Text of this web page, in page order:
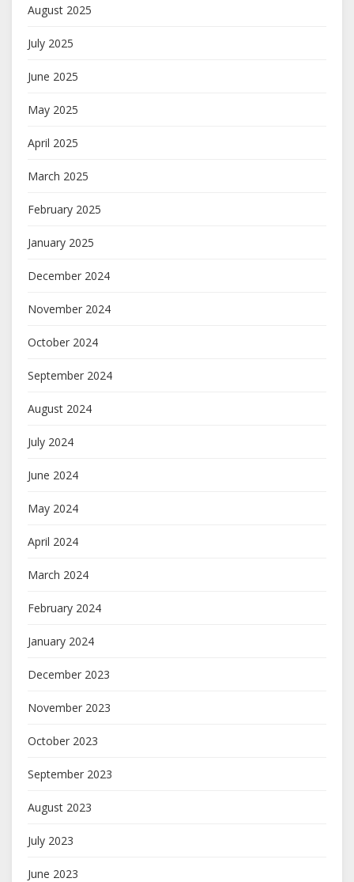
August 2025
July 2025
June 2025
May 2025
April 2025
March 2025
February 2025
January 2025
December 2024
November 2024
October 2024
September 2024
August 2024
July 2024
June 2024
May 2024
April 2024
March 2024
February 2024
January 2024
December 2023
November 2023
October 2023
September 2023
August 2023
July 2023
June 2023